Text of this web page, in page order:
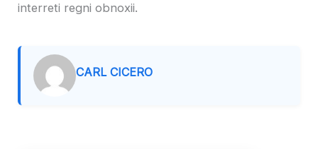
interreti regni obnoxii.
CARL CICERO